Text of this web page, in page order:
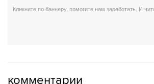
комментарии